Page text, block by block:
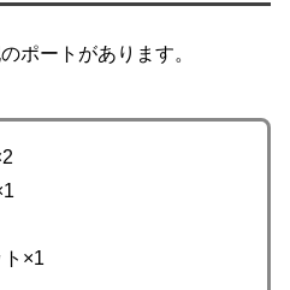
ポートがあります。
ト×1